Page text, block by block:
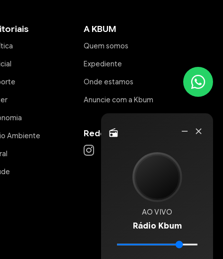
radio remove close
AO VIVO
Rádio Kbum
Ambiente
A KBUM
Quem somos
Expediente
Onde estamos
Anuncie com a Kbum
Redes Sociais